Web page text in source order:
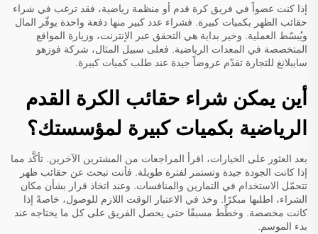
إذا كنت عضواً في فريق كرة قدم أو منظمة رياضية، فقد ترغب في شراء
حقائب الظهر بكميات كبيرة. فشراء عدد كبير منها دفعة واحدة يوفّر المال
ويُبسّط العملية. وخير بداية هي التحقق عبر الإنترنت، وزيارة المواقع
المتخصصة في المعدات الرياضية. فعلى سبيل المثال، شركة فوزهو
سايبلانغ للتجارة تقدّم عروضاً جيدة عند طلب كميات كبيرة.
أين يمكن شراء حقائب الكرة القدم
الرياضية بكميات كبيرة لمؤسستك؟
بعد العثور على الخيارات، اقرأ المراجعات من المشترين الآخرين. تأكَّد مما
إذا كانت الجودة جيدة وتستمر لفترة طويلة. فأنت تبحث عن حقائب ظهر
تتحمّل الاستخدام في التمارين والمنافسات. وعند اتخاذ قرار بشأن مكان
الشراء، اطلبها مبكرًا. وخذ في الاعتبار الوقت اللازم للوصول، خاصةً إذا
كانت مخصصة. وخطِّط مسبقًا حتى يحصل الفريق على كل ما يحتاجه عند
بدء الموسم.